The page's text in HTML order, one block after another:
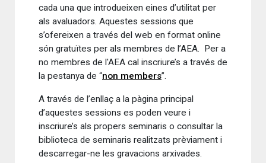
cada una que introdueixen eines d’utilitat per
als avaluadors. Aquestes sessions que
s’ofereixen a través del web en format online
són gratuïtes per als membres de l’AEA. Per a
no membres de l'AEA cal inscriure’s a través de
la pestanya de “non members”.
A través de l’enllaç a la pàgina principal
d’aquestes sessions es poden veure i
inscriure’s als propers seminaris o consultar la
biblioteca de seminaris realitzats prèviament i
descarregar-ne les gravacions arxivades.